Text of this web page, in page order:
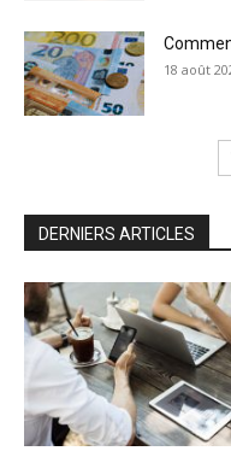
18 août
DERNIERS ARTICLES